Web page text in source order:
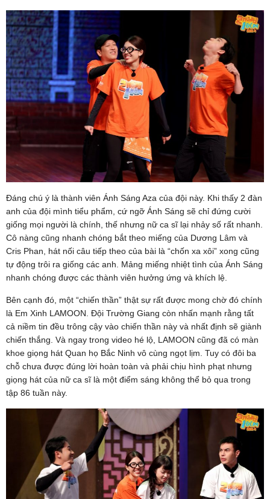
Đáng chú ý là thành viên Ánh Sáng Aza của đội này. Khi thấy 2 đàn
anh của đội mình tiểu phẩm, cứ ngỡ Ánh Sáng sẽ chỉ đứng cười
giống mọi người là chính, thế nhưng nữ ca sĩ lại nhảy số rất nhanh.
Cô nàng cũng nhanh chóng bắt theo miếng của Dương Lâm và
Cris Phan, hát nối câu tiếp theo của bài là “chốn xa xôi” xong cũng
tự động trôi ra giống các anh. Mảng miếng nhiệt tình của Ánh Sáng
nhanh chóng được các thành viên hưởng ứng và khích lệ.
Bên cạnh đó, một “chiến thần” thật sự rất được mong chờ đó chính
là Em Xinh LAMOON. Đội Trường Giang còn nhấn mạnh rằng tất
cả niềm tin đều trông cậy vào chiến thần này và nhất định sẽ giành
chiến thắng. Và ngay trong video hé lộ, LAMOON cũng đã có màn
khoe giọng hát Quan họ Bắc Ninh vô cùng ngọt lịm. Tuy có đôi ba
chỗ chưa được đúng lời hoàn toàn và phải chịu hình phạt nhưng
giọng hát của nữ ca sĩ là một điểm sáng không thể bỏ qua trong
tập 86 tuần này.